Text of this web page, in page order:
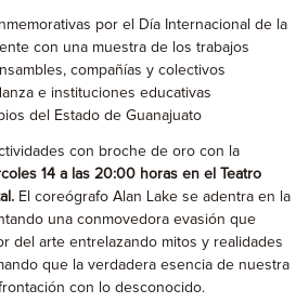
por el Día Internacional de la
con una muestra de los trabajos
compañías y colectivos
e instituciones educativas
del Estado de Guanajuato
con broche de oro con la
14 a las 20:00 horas en el Teatro
El coreógrafo Alan Lake se adentra en la
una conmovedora evasión que
del arte entrelazando mitos y realidades
que la verdadera esencia de nuestra
con lo desconocido.